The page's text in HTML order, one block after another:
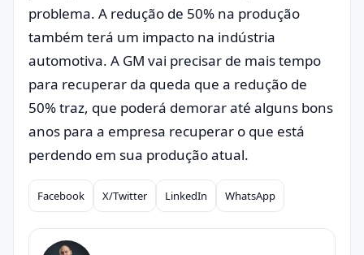
problema. A redução de 50% na produção
também terá um impacto na indústria
automotiva. A GM vai precisar de mais tempo
para recuperar da queda que a redução de
50% traz, que poderá demorar até alguns bons
anos para a empresa recuperar o que está
perdendo em sua produção atual.
Compartilhar
Facebook X/Twitter LinkedIn WhatsApp